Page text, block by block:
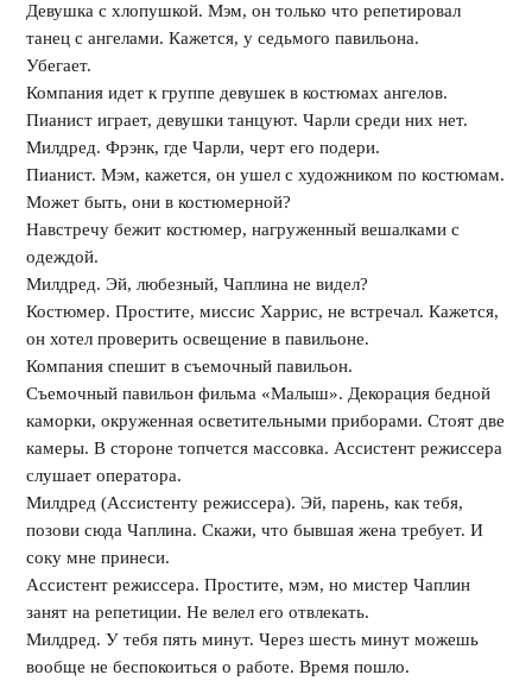
Девушка с хлопушкой. Мэм, он только что репетировал
танец с ангелами. Кажется, у седьмого павильона.
Убегает.
Компания идет к группе девушек в костюмах ангелов.
Пианист играет, девушки танцуют. Чарли среди них нет.
Милдред. Фрэнк, где Чарли, черт его подери.
Пианист. Мэм, кажется, он ушел с художником по костюмам.
Может быть, они в костюмерной?
Навстречу бежит костюмер, нагруженный вешалками с
одеждой.
Милдред. Эй, любезный, Чаплина не видел?
Костюмер. Простите, миссис Харрис, не встречал. Кажется,
он хотел проверить освещение в павильоне.
Компания спешит в съемочный павильон.
Съемочный павильон фильма «Малыш». Декорация бедной
каморки, окруженная осветительными приборами. Стоят две
камеры. В стороне топчется массовка. Ассистент режиссера
слушает оператора.
Милдред (Ассистенту режиссера). Эй, парень, как тебя,
позови сюда Чаплина. Скажи, что бывшая жена требует. И
соку мне принеси.
Ассистент режиссера. Простите, мэм, но мистер Чаплин
занят на репетиции. Не велел его отвлекать.
Милдред. У тебя пять минут. Через шесть минут можешь
вообще не беспокоиться о работе. Время пошло.